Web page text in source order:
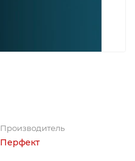
Производитель
Перфект